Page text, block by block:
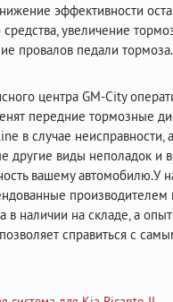
эффективности
средства, увеличение
провалов педали тормоза.
центра GM-City
передние тормозные
в случае неисправности,
другие виды неполадок и
вашему автомобилю.У
в наличии на складе, а
справиться с